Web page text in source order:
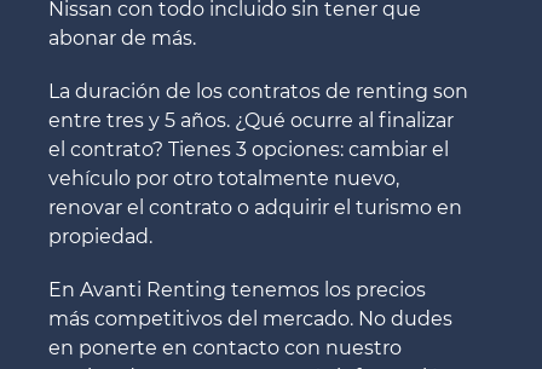
Nissan con todo incluido sin tener que
abonar de más.
La duración de los contratos de renting son
entre tres y 5 años. ¿Qué ocurre al finalizar
el contrato? Tienes 3 opciones: cambiar el
vehículo por otro totalmente nuevo,
renovar el contrato o adquirir el turismo en
propiedad.
En Avanti Renting tenemos los precios
más competitivos del mercado. No dudes
en ponerte en contacto con nuestro